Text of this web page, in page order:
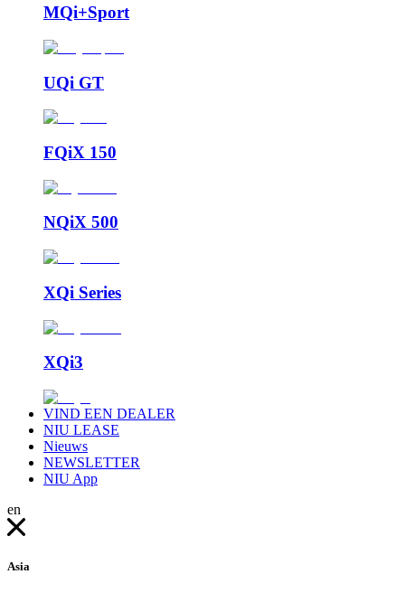
MQi+Sport
UQi GT
FQiX 150
NQiX 500
XQi Series
XQi3
VIND EEN DEALER
NIU LEASE
Nieuws
NEWSLETTER
NIU App
en
Asia